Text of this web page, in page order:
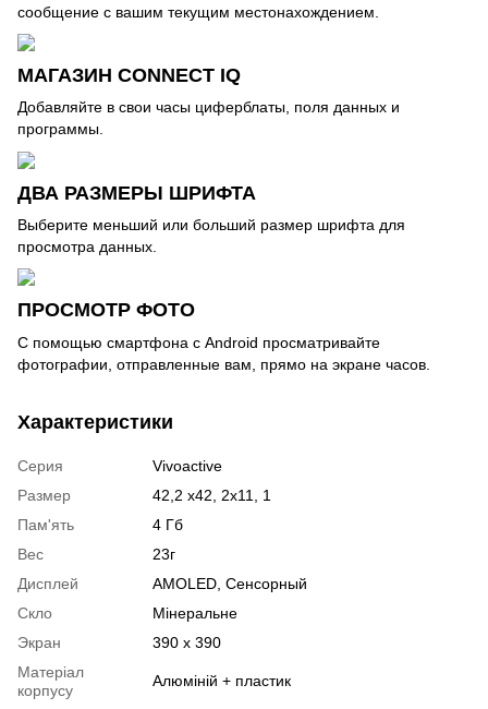
сообщение с вашим текущим местонахождением.
МАГАЗИН CONNECT IQ
Добавляйте в свои часы циферблаты, поля данных и
программы.
ДВА РАЗМЕРЫ ШРИФТА
Выберите меньший или больший размер шрифта для
просмотра данных.
ПРОСМОТР ФОТО
С помощью смартфона с Android просматривайте
фотографии, отправленные вам, прямо на экране часов.
Характеристики
Серия
Vivoactive
Размер
42,2 х42, 2х11, 1
Пам'ять
4 Гб
Вес
23г
Дисплей
AMOLED Сенсорный
Скло
Мінеральне
Экран
390 х 390
Матеріал
корпусу
Алюміній + пластик